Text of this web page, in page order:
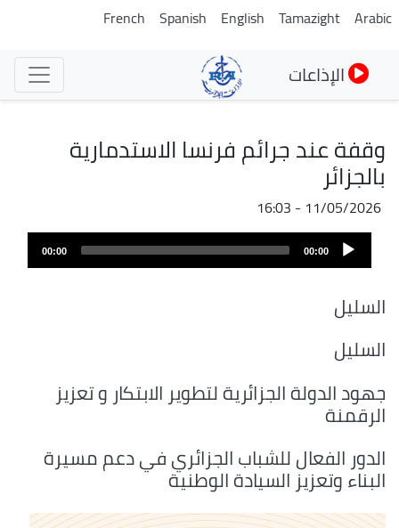
تجاوز
Arabic
Tamazight
English
Spanish
French
الإذاعات
وقفة عند جرائم فرنسا الاستدمارية
بالجزائر
11/05/2026 - 16:03
ملف
الصوت
Audio
Player
00:00
00:00
السليل
السليل
جهود الدولة الجزائرية لتطوير الابتكار و تعزيز
الرقمنة
الدور الفعال للشباب الجزائري في دعم مسيرة
البناء وتعزيز السيادة الوطنية